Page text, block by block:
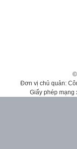
Đơn vị chủ quản:
Giấy phép mạng